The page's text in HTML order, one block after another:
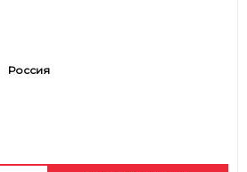
Россия